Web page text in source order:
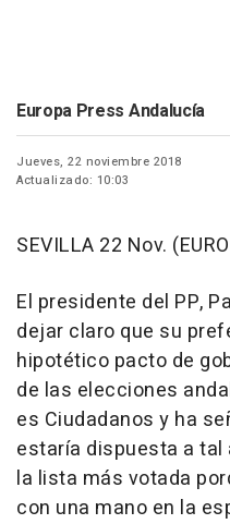
Europa Press Andalucía
Jueves, 22 noviembre 2018
Actualizado: 10:03
SEVILLA 22 Nov.
El presidente del PP,
dejar claro que su
hipotético pacto de
de las elecciones
es Ciudadanos y ha
estaría dispuesta a tal
la lista más votada
con una mano en la